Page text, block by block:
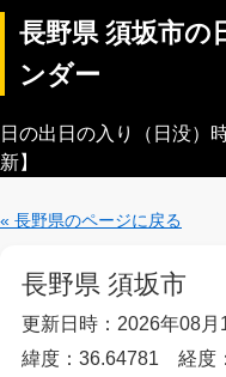
長野県 須坂市の
ンダー
日の出日の入り（日没）
新】
« 長野県のページに戻る
長野県 須坂市
更新日時：2026年08月
緯度：36.64781 経度